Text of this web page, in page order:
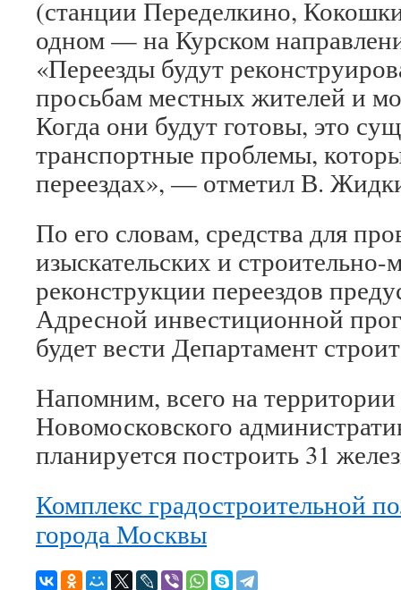
(станции Переделкино,
одном — на Курском
«Переезды будут
просьбам местных жителей и
Когда они будут готовы, это
транспортные проблемы,
переездах», — отметил В.
По его словам, средства для
изыскательских и
реконструкции переездов
Адресной инвестиционной
будет вести Департамент
Напомним, всего на
Новомосковского
планируется построить 31
Комплекс градостроительной
города Москвы